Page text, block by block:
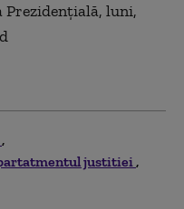
luni,
justitiei